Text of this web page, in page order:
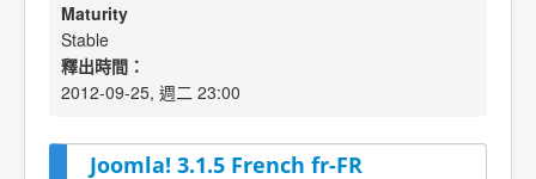
Maturity
Stable
釋出時間：
2012-09-25, 週二 23:00
Joomla! 3.1.5 French fr-FR